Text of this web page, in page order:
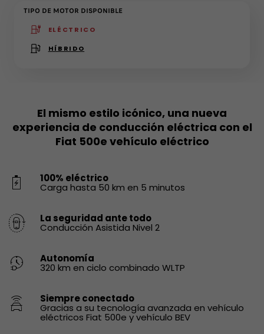
TIPO DE MOTOR DISPONIBLE
ELÉCTRICO
HÍBRIDO
El mismo estilo icónico, una nueva
experiencia de conducción eléctrica con el
Fiat 500e vehículo eléctrico
100% eléctrico
Carga hasta 50 km en 5 minutos
La seguridad ante todo
Conducción Asistida Nivel 2
Autonomía
320 km en ciclo combinado WLTP
Siempre conectado
Gracias a su tecnología avanzada en vehículo
eléctricos Fiat 500e y vehículo BEV